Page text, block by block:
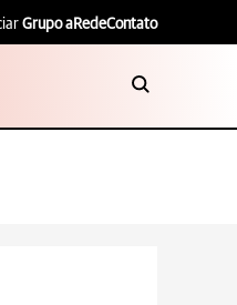
Grupo aRedeContato